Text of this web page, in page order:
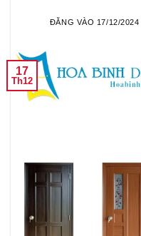
ĐĂNG VÀO 17/12/2024
17
Th12